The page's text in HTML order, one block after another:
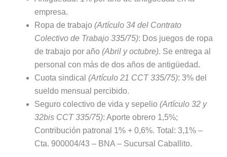
empresa.
Ropa de trabajo (Artículo 34 del Contrato
Colectivo de Trabajo 335/75): Dos juegos de ropa
de trabajo por año (Abril y octubre). Se entrega al
personal con más de dos años de antigüedad.
Cuota sindical (Artículo 21 CCT 335/75): 3% del
sueldo mensual percibido.
Seguro colectivo de vida y sepelio (Artículo 32 y
32bis CCT 335/75): Aporte obrero 1,5%;
Contribución patronal 1% + 0,6%. Total: 3,1% –
Cta. 900004/43 – BNA – Sucursal Caballito.